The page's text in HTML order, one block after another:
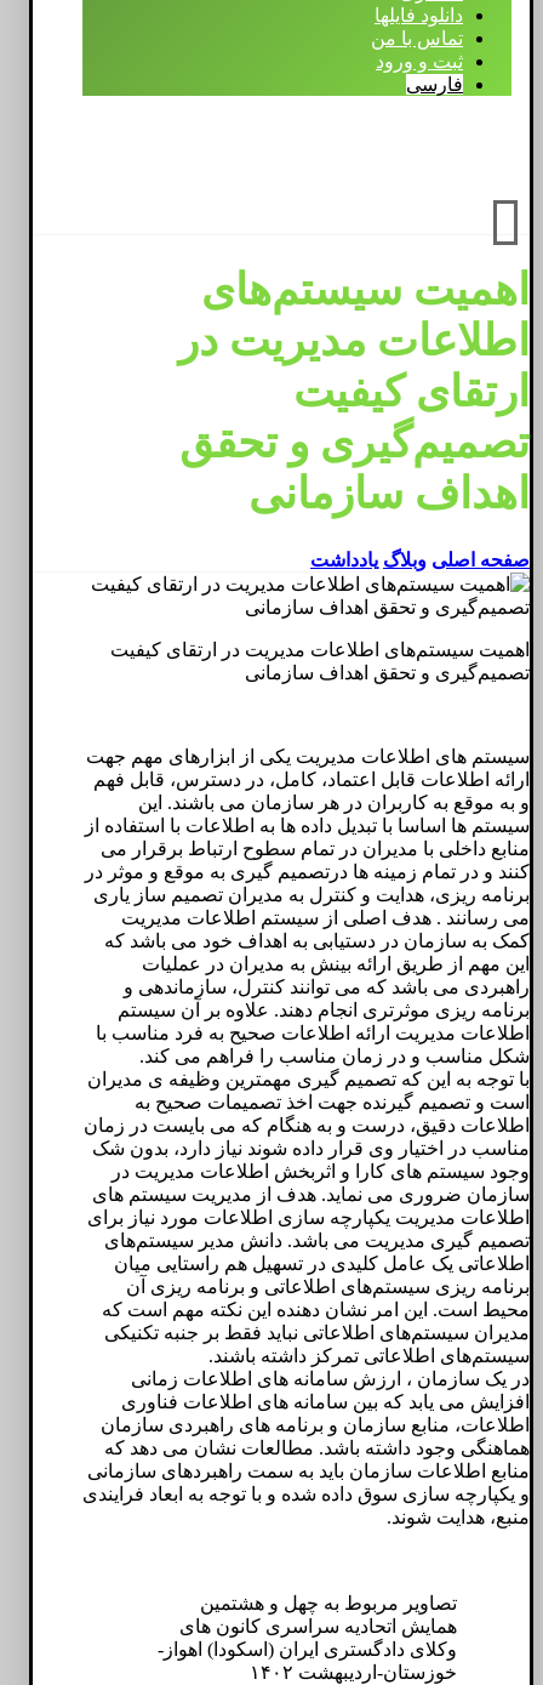
دانلود فایلها
تماس با من
ثبت و ورود
فارسی
اهمیت سیستم‌های
اطلاعات مدیریت در
ارتقای کیفیت
تصمیم‌گیری و تحقق
اهداف سازمانی
صفحه اصلی وبلاگ یادداشت
اهمیت سیستم‌های اطلاعات مدیریت در ارتقای کیفیت
تصمیم‌گیری و تحقق اهداف سازمانی
سیستم های اطلاعات مدیریت یکی از ابزارهای مهم جهت
ارائه اطلاعات قابل اعتماد، کامل، در دسترس، قابل فهم
و به موقع به کاربران در هر سازمان می باشند. این
سیستم ها اساسا با تبدیل داده ها به اطلاعات با استفاده از
منابع داخلی با مدیران در تمام سطوح ارتباط برقرار می
کنند و در تمام زمینه ها درتصمیم گیری به موقع و موثر در
برنامه ریزی، هدایت و کنترل به مدیران تصمیم ساز یاری
می رسانند . هدف اصلی از سیستم اطلاعات مدیریت
کمک به سازمان در دستیابی به اهداف خود می باشد که
این مهم از طریق ارائه بینش به مدیران در عملیات
راهبردی می باشد که می توانند کنترل، سازماندهی و
برنامه ریزی موثرتری انجام دهند. علاوه بر آن سیستم
اطلاعات مدیریت ارائه اطلاعات صحیح به فرد مناسب با
شکل مناسب و در زمان مناسب را فراهم می کند.
با توجه به این که تصمیم گیری مهمترین وظیفه ی مدیران
است و تصمیم گیرنده جهت اخذ تصمیمات صحیح به
اطلاعات دقیق، درست و به هنگام که می بایست در زمان
مناسب در اختیار وی قرار داده شوند نیاز دارد، بدون شک
وجود سیستم های کارا و اثربخش اطلاعات مدیریت در
سازمان ضروری می نماید. هدف از مدیریت سیستم های
اطلاعات مدیریت یکپارچه سازی اطلاعات مورد نیاز برای
تصمیم گیری مدیریت می باشد. دانش مدیر سیستم‌های
اطلاعاتی یک عامل کلیدی در تسهیل هم راستایی میان
برنامه ریزی سیستم‌های اطلاعاتی و برنامه ریزی آن
محیط است. این امر نشان دهنده این نکته مهم است که
مدیران سیستم‌های اطلاعاتی نباید فقط بر جنبه تکنیکی
سیستم‌های اطلاعاتی تمرکز داشته باشند.
در یک سازمان ، ارزش سامانه های اطلاعات زمانی
افزایش می یابد که بین سامانه های اطلاعات فناوری
اطلاعات، منابع سازمان و برنامه های راهبردی سازمان
هماهنگی وجود داشته باشد. مطالعات نشان می دهد که
منابع اطلاعات سازمان باید به سمت راهبردهای سازمانی
و یکپارچه سازی سوق داده شده و با توجه به ابعاد فرایندی
منبع، هدایت شوند.
تصاویر مربوط به چهل و هشتمین
همایش اتحادیه سراسری کانون های
وکلای دادگستری ایران (اسکودا) اهواز-
خوزستان-اردیبهشت ۱۴۰۲